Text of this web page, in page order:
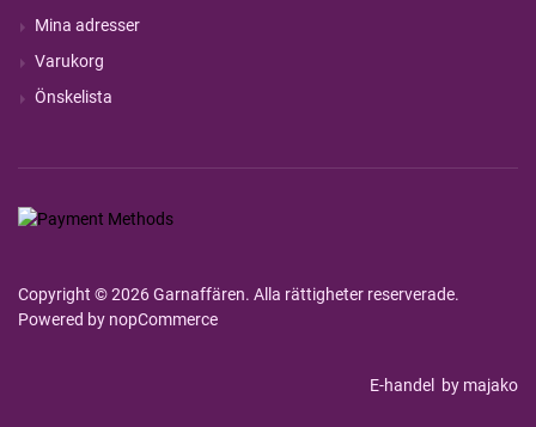
Mina adresser
Varukorg
Önskelista
Copyright © 2026 Garnaffären. Alla rättigheter reserverade.
Powered by nopCommerce
E-handel by majako